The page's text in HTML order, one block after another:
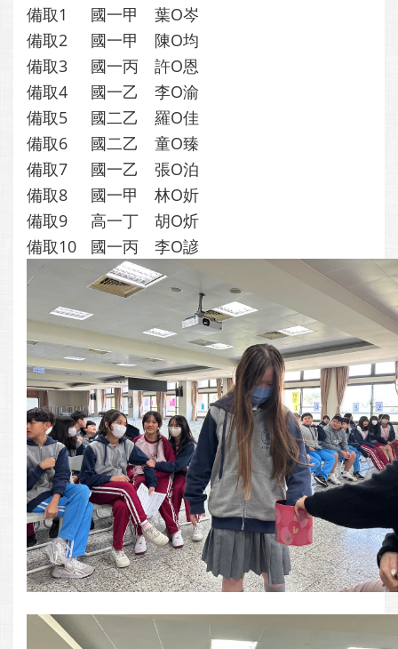
備取1 國一甲
葉O岑
備取2
國一甲
陳O均
備取3
國一丙
許O恩
備取4
國一乙
李O渝
備取5
國二乙
羅O佳
備取6
國二乙
童O臻
備取7
國一乙
張O泊
備取8
國一甲
林O妡
備取9
高一丁
胡O炘
備取10
國一丙 李O諺